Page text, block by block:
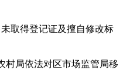
取得登记证及擅自修改标
村局依法对区市场监管局移